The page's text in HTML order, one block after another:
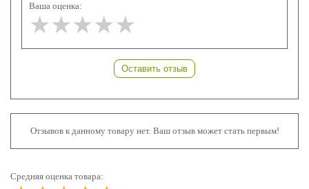
Ваша оценка:
★★★★★
★★★★★
★★★★★
Оставить отзыв
Отзывов к данному товару нет. Ваш отзыв может стать первым!
Средняя оценка товара: